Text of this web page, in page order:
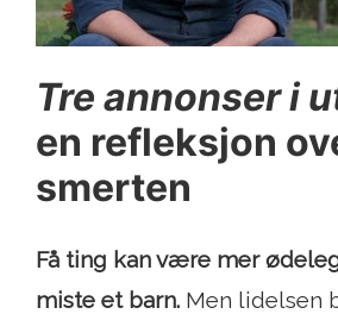
Tre annonser i
en refleksjon
smerten
Få ting kan være mer
miste et barn. Men lidelsen